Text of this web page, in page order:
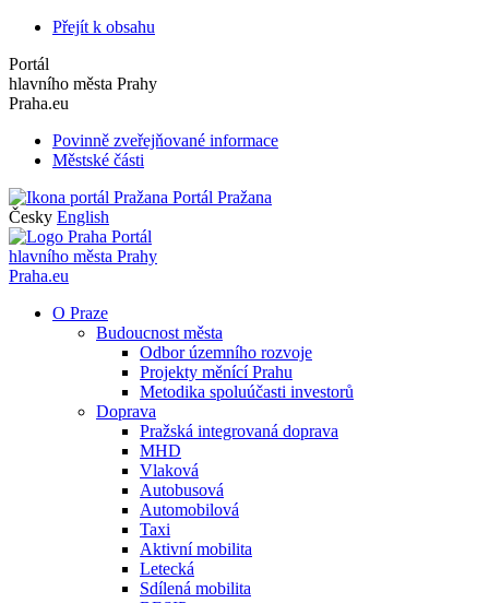
Přejít k obsahu
Portál
hlavního města Prahy
Praha.eu
Povinně zveřejňované informace
Městské části
Portál Pražana
Česky English
Portál
hlavního města Prahy
Praha.eu
O Praze
Budoucnost města
Odbor územního rozvoje
Projekty měnící Prahu
Metodika spoluúčasti investorů
Doprava
Pražská integrovaná doprava
MHD
Vlaková
Autobusová
Automobilová
Taxi
Aktivní mobilita
Letecká
Sdílená mobilita